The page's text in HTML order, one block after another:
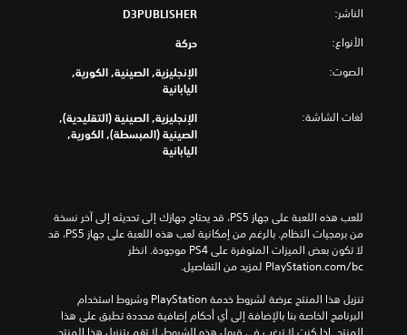
الناشر: D3PUBLISHER
الأنواع: حركة
الصوت:
الإنجليزية, الصينية, الكورية,
اليابانية
لغات الشاشة:
الإنجليزية, الصينية (التقليدية),
الصينية (المبسطة), الكورية,
اليابانية
‎PlayStation.com/bc لمزيد من التفاصيل.